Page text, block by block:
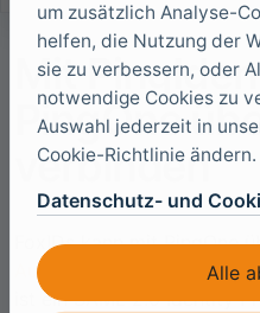
Mit
PingOne
verbinden
FoxIDs kann mit PingOne
Authentifizierungsmethode
ist ein SAML 2.0 Identity
um zusätzlich Analyse-
helfen, die Nutzung der
sie zu verbessern, oder
notwendige Cookies zu
Auswahl jederzeit in
Cookie-Richtlinie ändern.
Datenschutz- und
Alle